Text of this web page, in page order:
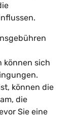
können sich
können die
die
Sie eine